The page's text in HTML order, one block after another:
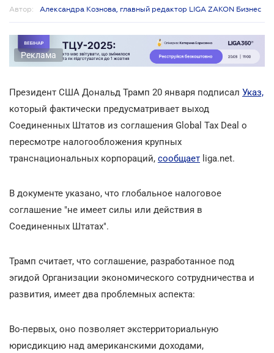
Автор: Александра Кознова, главный редактор LIGA ZAKON Бизнес
Реклама
Президент США Дональд Трамп 20 января подписал Указ,
который фактически предусматривает выход
Соединенных Штатов из соглашения Global Tax Deal о
пересмотре налогообложения крупных
транснациональных корпораций, сообщает liga.net.
В документе указано, что глобальное налоговое
соглашение "не имеет силы или действия в
Соединенных Штатах".
Трамп считает, что соглашение, разработанное под
эгидой Организации экономического сотрудничества и
развития, имеет два проблемных аспекта:
Во-первых, оно позволяет экстерриториальную
юрисдикцию над американскими доходами,